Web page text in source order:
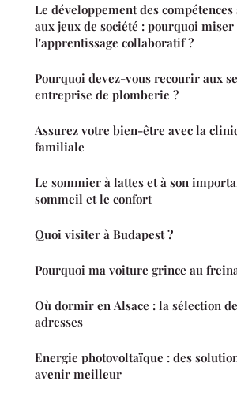
Le développement des compétences
aux jeux de société : pourquoi
l'apprentissage collaboratif ?
Pourquoi devez-vous recourir aux
entreprise de plomberie ?
Assurez votre bien-être avec la
familiale
Le sommier à lattes et à son
sommeil et le confort
Quoi visiter à Budapest ?
Pourquoi ma voiture grince au
Où dormir en Alsace : la sélection
adresses
Energie photovoltaïque : des
avenir meilleur